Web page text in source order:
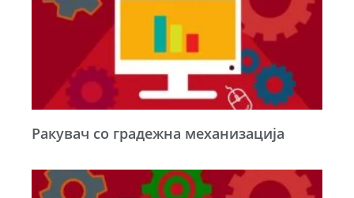
Ракувач со градежна механизација